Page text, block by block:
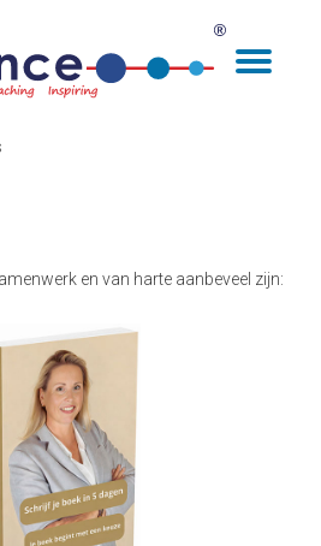
en van harte aanbeveel zijn: